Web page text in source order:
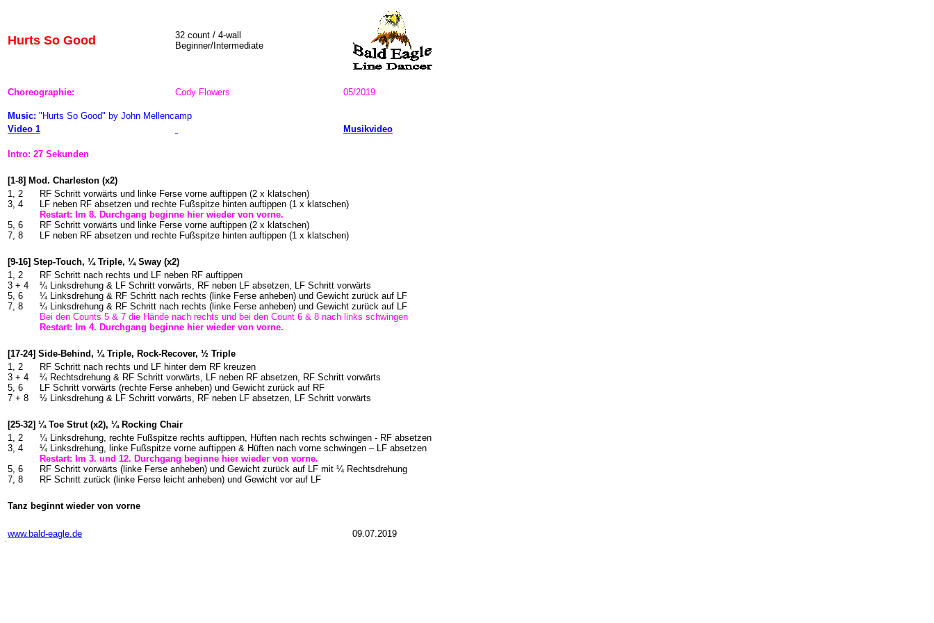
Hurts So Good
32 count / 4-wall
Beginner/Intermediate
Choreographie: Cody Flowers 05/2019
Music: "Hurts So Good" by John Mellencamp
Video 1
Musikvideo
Intro: 27 Sekunden
[1-8] Mod. Charleston (x2)
1, 2
3, 4
5, 6
7, 8
RF Schritt vorwärts und linke Ferse vorne auftippen (2 x klatschen)
LF neben RF absetzen und rechte Fußspitze hinten auftippen (1 x klatschen)
Restart: Im 8. Durchgang beginne hier wieder von vorne.
RF Schritt vorwärts und linke Ferse vorne auftippen (2 x klatschen)
LF neben RF absetzen und rechte Fußspitze hinten auftippen (1 x klatschen)
[9-16] Step-Touch, ¼ Triple, ¼ Sway (x2)
1, 2
3 + 4
5, 6
7, 8
RF Schritt nach rechts und LF neben RF auftippen
¼ Linksdrehung & LF Schritt vorwärts, RF neben LF absetzen, LF Schritt vorwärts
¼ Linksdrehung & RF Schritt nach rechts (linke Ferse anheben) und Gewicht zurück auf LF
¼ Linksdrehung & RF Schritt nach rechts (linke Ferse anheben) und Gewicht zurück auf LF
Bei den Counts 5 & 7 die Hände nach rechts und bei den Count 6 & 8 nach links schwingen
Restart: Im 4. Durchgang beginne hier wieder von vorne.
[17-24] Side-Behind, ¼ Triple, Rock-Recover, ½ Triple
1, 2
3 + 4
5, 6
7 + 8
RF Schritt nach rechts und LF hinter dem RF kreuzen
¼ Rechtsdrehung & RF Schritt vorwärts, LF neben RF absetzen, RF Schritt vorwärts
LF Schritt vorwärts (rechte Ferse anheben) und Gewicht zurück auf RF
½ Linksdrehung & LF Schritt vorwärts, RF neben LF absetzen, LF Schritt vorwärts
[25-32] ¼ Toe Strut (x2), ¼ Rocking Chair
1, 2
3, 4
5, 6
7, 8
¼ Linksdrehung, rechte Fußspitze rechts auftippen, Hüften nach rechts schwingen - RF absetzen
¼ Linksdrehung, linke Fußspitze vorne auftippen & Hüften nach vorne schwingen – LF absetzen
Restart: Im 3. und 12. Durchgang beginne hier wieder von vorne.
RF Schritt vorwärts (linke Ferse anheben) und Gewicht zurück auf LF mit ¼ Rechtsdrehung
RF Schritt zurück (linke Ferse leicht anheben) und Gewicht vor auf LF
Tanz beginnt wieder von vorne
www.bald-eagle.de
09.07.2019